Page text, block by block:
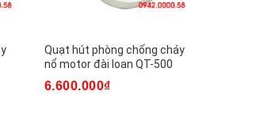
Quạt hút phòng chống cháy
nổ motor đài loan QT-500
6.600.000₫